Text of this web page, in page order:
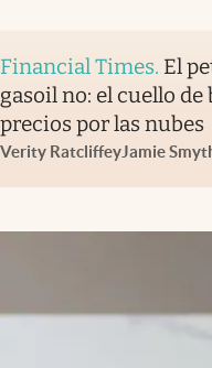
Financial Times. El
gasoil no: el cuello
precios por las nubes
Verity RatcliffeyJamie